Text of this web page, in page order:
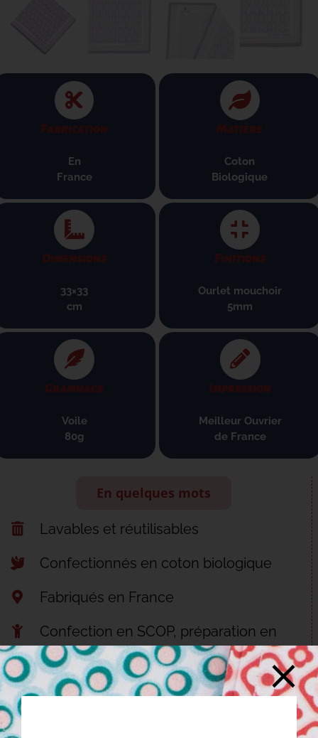
Fabrication
En
France
Matière
Coton
Biologique
Dimensions
33×33
cm
Finitions
Ourlet mouchoir
5mm
Grammage
Voile
80g
Impression
Meilleur Ouvrier
de France
En quelques mots
Lavables et réutilisables
Confectionnés en coton biologique
Fabriqués en France
Confection en SCOP, préparation en
ESAT
Découvrir nos engagements